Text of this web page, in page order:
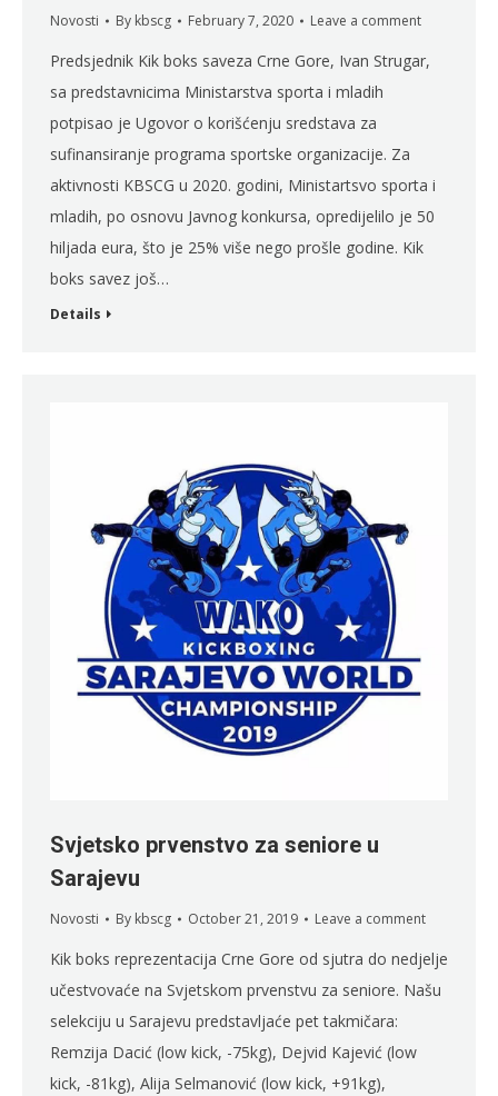
Novosti By kbscg February 7, 2020 Leave a comment
Predsjednik Kik boks saveza Crne Gore, Ivan Strugar,
sa predstavnicima Ministarstva sporta i mladih
potpisao je Ugovor o korišćenju sredstava za
sufinansiranje programa sportske organizacije. Za
aktivnosti KBSCG u 2020. godini, Ministartsvo sporta i
mladih, po osnovu Javnog konkursa, opredijelilo je 50
hiljada eura, što je 25% više nego prošle godine. Kik
boks savez još…
Details
Svjetsko prvenstvo za seniore u
Sarajevu
Novosti By kbscg October 21, 2019 Leave a comment
Kik boks reprezentacija Crne Gore od sjutra do nedjelje
učestvovaće na Svjetskom prvenstvu za seniore. Našu
selekciju u Sarajevu predstavljaće pet takmičara:
Remzija Dacić (low kick, -75kg), Dejvid Kajević (low
kick, -81kg), Alija Selmanović (low kick, +91kg),